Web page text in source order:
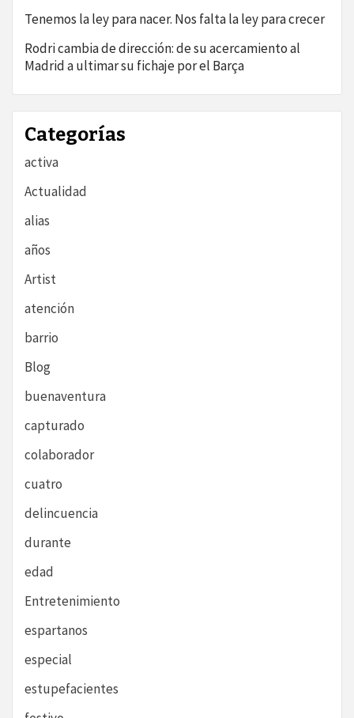
Tenemos la ley para nacer. Nos falta la ley para crecer
Rodri cambia de dirección: de su acercamiento al
Madrid a ultimar su fichaje por el Barça
Categorías
activa
Actualidad
alias
años
Artist
atención
barrio
Blog
buenaventura
capturado
colaborador
cuatro
delincuencia
durante
edad
Entretenimiento
espartanos
especial
estupefacientes